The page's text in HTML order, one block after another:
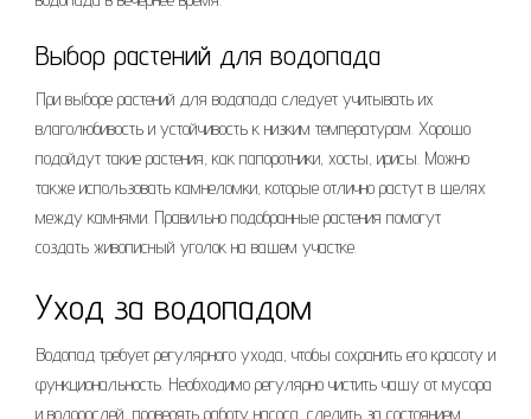
Выбор растений для водопада
При выборе растений для водопада следует учитывать их
влаголюбивость и устойчивость к низким температурам. Хорошо
подойдут такие растения, как папоротники, хосты, ирисы. Можно
также использовать камнеломки, которые отлично растут в щелях
между камнями. Правильно подобранные растения помогут
создать живописный уголок на вашем участке.
Уход за водопадом
Водопад требует регулярного ухода, чтобы сохранить его красоту и
функциональность. Необходимо регулярно чистить чашу от мусора
и водорослей, проверять работу насоса, следить за состоянием